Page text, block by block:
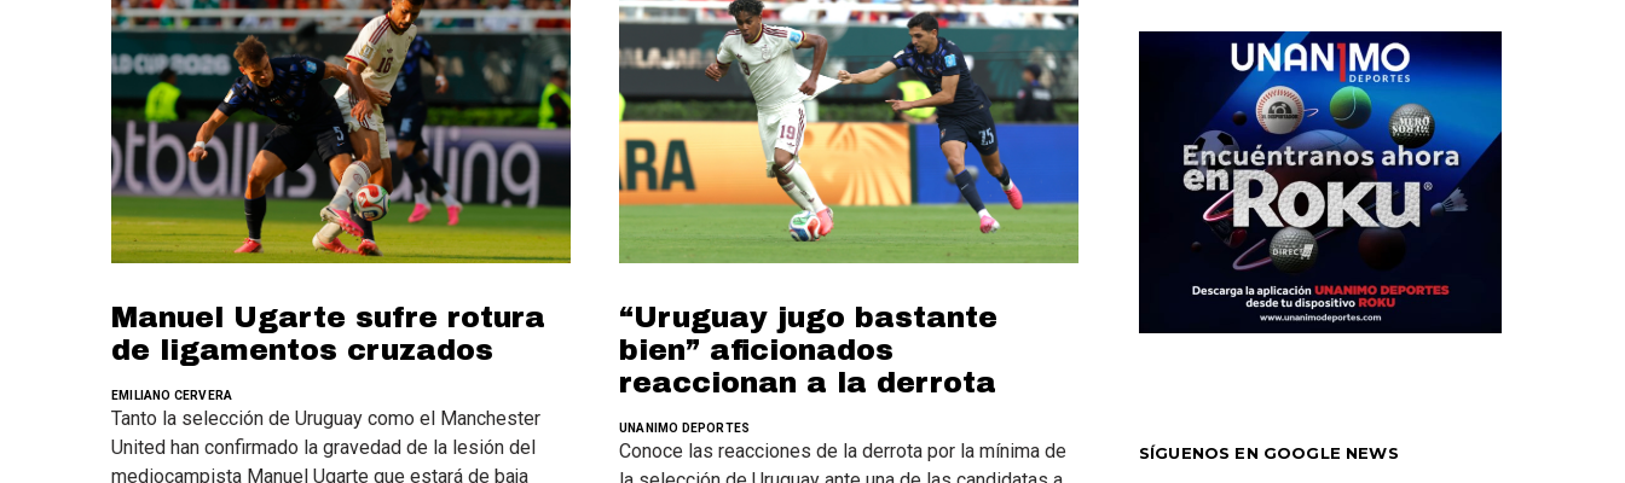
Manuel Ugarte sufre rotura
de ligamentos cruzados
EMILIANO CERVERA
Tanto la selección de Uruguay como el Manchester
United han confirmado la gravedad de la lesión del
mediocampista Manuel Ugarte que estará de baja
“Uruguay jugo bastante
bien” aficionados
reaccionan a la derrota
UNANIMO DEPORTES
Conoce las reacciones de la derrota por la mínima de
SÍGUENOS EN GOOGLE NEWS